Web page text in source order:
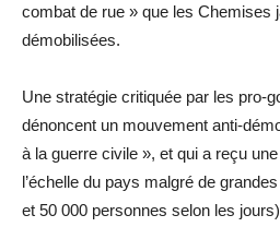
combat de rue » que les Chemises
démobilisées.
Une stratégie critiquée par les pro-
dénoncent un mouvement anti-
à la guerre civile », et qui a reçu
l’échelle du pays malgré de
et 50 000 personnes selon les